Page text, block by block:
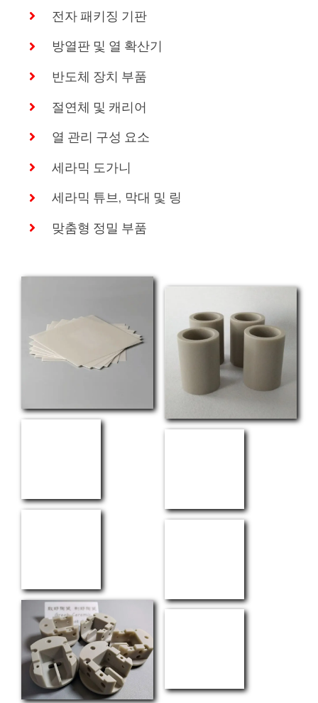
전자 패키징 기판
방열판 및 열 확산기
반도체 장치 부품
절연체 및 캐리어
열 관리 구성 요소
세라믹 도가니
세라믹 튜브, 막대 및 링
맞춤형 정밀 부품